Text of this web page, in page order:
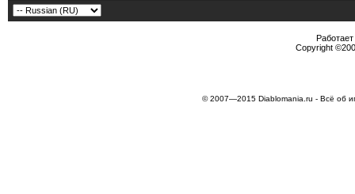
Copyright
© 2007—2015 Diablomania.ru - Всё об